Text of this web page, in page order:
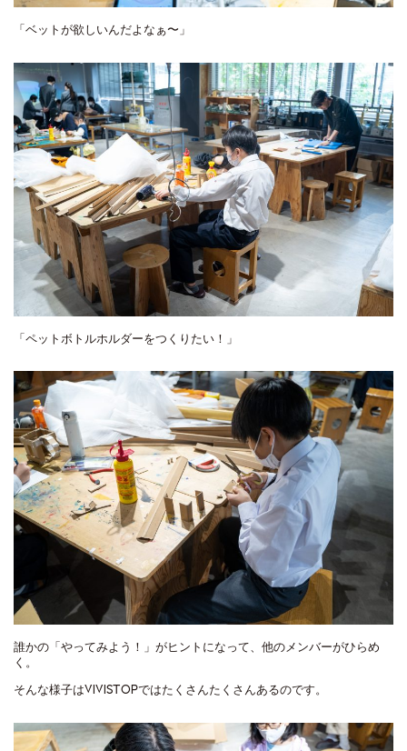
「ベットが欲しいんだよなぁ〜」
「ペットボトルホルダーをつくりたい！」
誰かの「やってみよう！」がヒントになって、他のメンバーがひらめ
く。
そんな様子はVIVISTOPではたくさんたくさんあるのです。